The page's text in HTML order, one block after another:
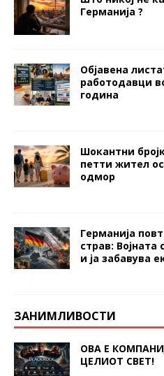
Германија ?
Објавена
работодавци
година
Шокантни
петти жител
одмор
Германија
страв:
и ја забавува
ЗАНИМЛИВОСТИ
ОВА Е
ЦЕЛИОТ СВЕТ!